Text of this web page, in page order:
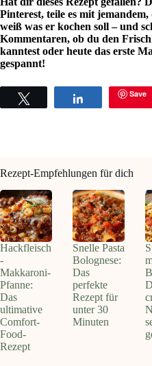
Pinterest, teile es mit
weiß was er kochen soll – und
Kommentaren, ob du den
kanntest oder heute das erste
gespannt!
Save
Rezept-Empfehlungen für dich
Hackfleisch
-
Makkaroni-
Pfanne:
Das
ultimative
Comfort-
Food-
Rezept
Snelle Pasta
Bolognese:
Das
perfekte
Rezept für
unter 30
Minuten